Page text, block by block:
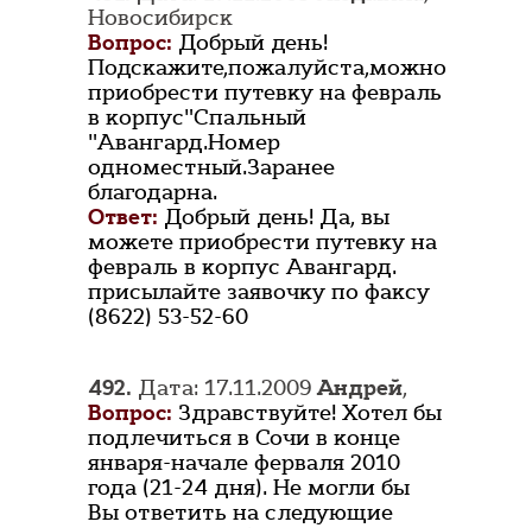
Новосибирск
Вопрос: Добрый день!
Подскажите,пожалуйста,можно
приобрести путевку на февраль
в корпус"Спальный
"Авангард.Номер
одноместный.Заранее
благодарна.
Ответ: Добрый день! Да, вы
можете приобрести путевку на
февраль в корпус Авангард.
присылайте заявочку по факсу
(8622) 53-52-60
492. Дата: 17.11.2009Андрей,
Вопрос: Здравствуйте! Хотел бы
подлечиться в Сочи в конце
января-начале ферваля 2010
года (21-24 дня). Не могли бы
Вы ответить на следующие